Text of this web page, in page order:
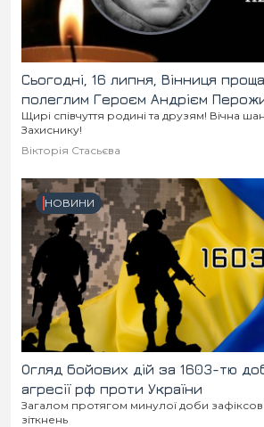
Сьогодні, 16 липня, Вінниця
полеглим Героєм Андрієм
Щирі співчуття родині та друзям! Вічна
Захиснику!
Вікторія Стасьєва
НОВИНИ
Огляд бойових дій за 1603-тю
агресії рф проти України
Загалом протягом минулої доби
зіткнень